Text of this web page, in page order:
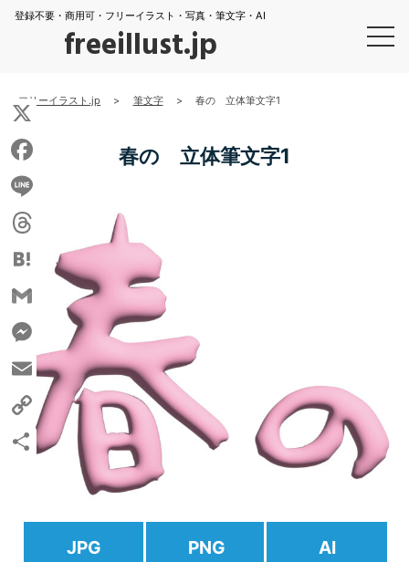
登録不要・商用可・フリーイラスト・写真・筆文字・AI
freeillust.jp
フリーイラスト.jp > 筆文字 > 春の 立体筆文字1
春の 立体筆文字1
JPG PNG AI
X
Facebook
Line
Threads
Hatena
Gmail
Messenger
Email
Copy